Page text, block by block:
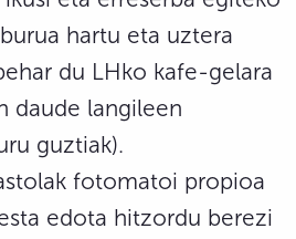
hartu eta uztera
du LHko kafe-gelara
daude langileen
guztiak).
fotomatoi propioa
edota hitzordu berezi